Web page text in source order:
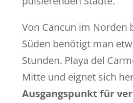
Von Cancun im Norden
Süden benötigt man
Stunden. Playa del
Mitte und eignet sich
Ausgangspunkt für